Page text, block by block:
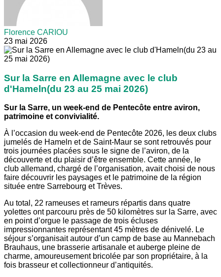
Florence CARIOU
23 mai 2026
Sur la Sarre en Allemagne avec le club
d'Hameln(du 23 au 25 mai 2026)
Sur la Sarre, un week-end de Pentecôte entre aviron,
patrimoine et convivialité.
À l’occasion du week-end de Pentecôte 2026, les deux clubs
jumelés de Hameln et de Saint-Maur se sont retrouvés pour
trois journées placées sous le signe de l’aviron, de la
découverte et du plaisir d’être ensemble. Cette année, le
club allemand, chargé de l’organisation, avait choisi de nous
faire découvrir les paysages et le patrimoine de la région
située entre Sarrebourg et Trèves.
Au total, 22 rameuses et rameurs répartis dans quatre
yolettes ont parcouru près de 50 kilomètres sur la Sarre, avec
en point d’orgue le passage de trois écluses
impressionnantes représentant 45 mètres de dénivelé. Le
séjour s’organisait autour d’un camp de base au Mannebach
Brauhaus, une brasserie artisanale et auberge pleine de
charme, amoureusement bricolée par son propriétaire, à la
fois brasseur et collectionneur d’antiquités.